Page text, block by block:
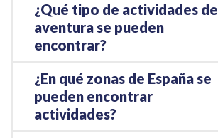
¿Qué tipo de actividades de
aventura se pueden
encontrar?
¿En qué zonas de España se
pueden encontrar
actividades?